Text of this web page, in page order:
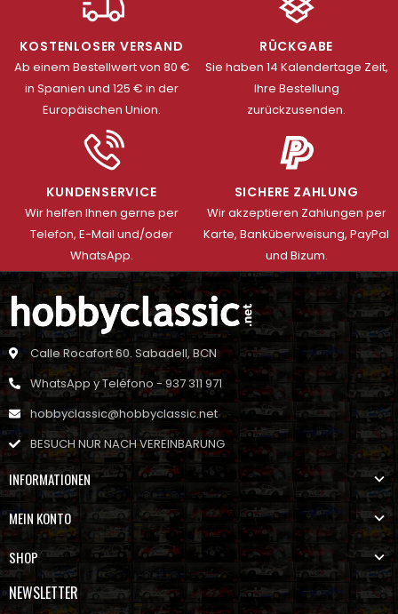
KOSTENLOSER VERSAND
Ab einem Bestellwert von 80 €
in Spanien und 125 € in der
Europäischen Union.
RÜCKGABE
Sie haben 14 Kalendertage Zeit,
Ihre Bestellung
zurückzusenden.
KUNDENSERVICE
Wir helfen Ihnen gerne per
Telefon, E-Mail und/oder
WhatsApp.
SICHERE ZAHLUNG
Wir akzeptieren Zahlungen per
Karte, Banküberweisung, PayPal
und Bizum.
Calle Rocafort 60. Sabadell, BCN
WhatsApp y Teléfono - 937 311 971
hobbyclassic@hobbyclassic.net
BESUCH NUR NACH VEREINBARUNG
INFORMATIONEN
MEIN KONTO
SHOP
NEWSLETTER